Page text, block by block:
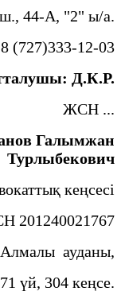
44-А, "2" ы/а.
(727)333-12-03
Д.К.Р.
ЖСН ...
Галымжан
Турлыбекович
кеңсесі
201240021767
ауданы,
үй, 304 кеңсе.